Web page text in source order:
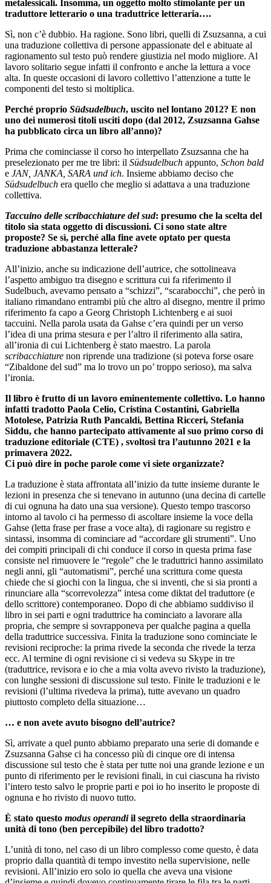
metalessicali. Insomma, un oggetto molto stimolante per un
traduttore letterario o una traduttrice letteraria….
Sì, non c’è dubbio. Ha ragione. Sono libri, quelli di Zsuzsanna, a cui
una traduzione collettiva di persone appassionate del e abituate al
ragionamento sul testo può rendere giustizia nel modo migliore. Al
lavoro solitario segue infatti il confronto e anche la lettura a voce
alta. In queste occasioni di lavoro collettivo l’attenzione a tutte le
componenti del testo si moltiplica.
Perché proprio Südsudelbuch, uscito nel lontano 2012? E non
uno dei numerosi titoli usciti dopo (dal 2012, Zsuzsanna Gahse
ha pubblicato circa un libro all’anno)?
Prima che cominciasse il corso ho interpellato Zsuzsanna che ha
preselezionato per me tre libri: il Südsudelbuch appunto, Schon bald
e JAN, JANKA, SARA und ich. Insieme abbiamo deciso che
Südsudelbuch era quello che meglio si adattava a una traduzione
collettiva.
Taccuino delle scribacchiature del sud: presumo che la scelta del
titolo sia stata oggetto di discussioni. Ci sono state altre
proposte? Se sì, perché alla fine avete optato per questa
traduzione abbastanza letterale?
All’inizio, anche su indicazione dell’autrice, che sottolineava
l’aspetto ambiguo tra disegno e scrittura cui fa riferimento il
Sudelbuch, avevamo pensato a “schizzi”, “scarabocchi”, che però in
italiano rimandano entrambi più che altro al disegno, mentre il primo
riferimento fa capo a Georg Christoph Lichtenberg e ai suoi
taccuini. Nella parola usata da Gahse c’era quindi per un verso
l’idea di una prima stesura e per l’altro il riferimento alla satira,
all’ironia di cui Lichtenberg è stato maestro. La parola
scribacchiature non riprende una tradizione (si poteva forse osare
“Zibaldone del sud” ma lo trovo un po’ troppo serioso), ma salva
l’ironia.
Il libro è frutto di un lavoro eminentemente collettivo. Lo hanno
infatti tradotto Paola Celio, Cristina Costantini, Gabriella
Motolese, Patrizia Ruth Pancaldi, Bettina Ricceri, Stefania
Siddu, che hanno partecipato attivamente al suo primo corso di
traduzione editoriale (CTE) , svoltosi tra l’autunno 2021 e la
primavera 2022.
Ci può dire in poche parole come vi siete organizzate?
La traduzione è stata affrontata all’inizio da tutte insieme durante le
lezioni in presenza che si tenevano in autunno (una decina di cartelle
di cui ognuna ha dato una sua versione). Questo tempo trascorso
intorno al tavolo ci ha permesso di ascoltare insieme la voce della
Gahse (letta frase per frase a voce alta), di ragionare su registro e
sintassi, insomma di cominciare ad “accordare gli strumenti”. Uno
dei compiti principali di chi conduce il corso in questa prima fase
consiste nel rimuovere le “regole” che le traduttrici hanno assimilato
negli anni, gli “automatismi”, perché una scrittura come questa
chiede che si giochi con la lingua, che si inventi, che si sia pronti a
rinunciare alla “scorrevolezza” intesa come diktat del traduttore (e
dello scrittore) contemporaneo. Dopo di che abbiamo suddiviso il
libro in sei parti e ogni traduttrice ha cominciato a lavorare alla
propria, che sempre si sovrapponeva per qualche pagina a quella
della traduttrice successiva. Finita la traduzione sono cominciate le
revisioni reciproche: la prima rivede la seconda che rivede la terza
ecc. Al termine di ogni revisione ci si vedeva su Skype in tre
(traduttrice, revisora e io che a mia volta avevo rivisto la traduzione),
con lunghe sessioni di discussione sul testo. Finite le traduzioni e le
revisioni (l’ultima rivedeva la prima), tutte avevano un quadro
piuttosto completo della situazione…
… e non avete avuto bisogno dell’autrice?
Sì, arrivate a quel punto abbiamo preparato una serie di domande e
Zsuzsanna Gahse ci ha concesso più di cinque ore di intensa
discussione sul testo che è stata per tutte noi una grande lezione e un
punto di riferimento per le revisioni finali, in cui ciascuna ha rivisto
l’intero testo salvo le proprie parti e poi io ho inserito le proposte di
ognuna e ho rivisto di nuovo tutto.
È stato questo modus operandiil segreto della straordinaria
unità di tono (ben percepibile) del libro tradotto?
L’unità di tono, nel caso di un libro complesso come questo, è data
proprio dalla quantità di tempo investito nella supervisione, nelle
revisioni. All’inizio ero solo io quella che aveva una visione